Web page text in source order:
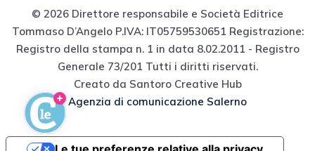
© 2026 Direttore responsabile e Società Editrice
Tommaso D’Angelo P.IVA: IT05759530651 Registrazione:
Registro della stampa n. 1 in data 8.02.2011 - Registro
Generale 73/201 Tutti i diritti riservati.
Creato da Santoro Creative Hub
Agenzia di comunicazione Salerno